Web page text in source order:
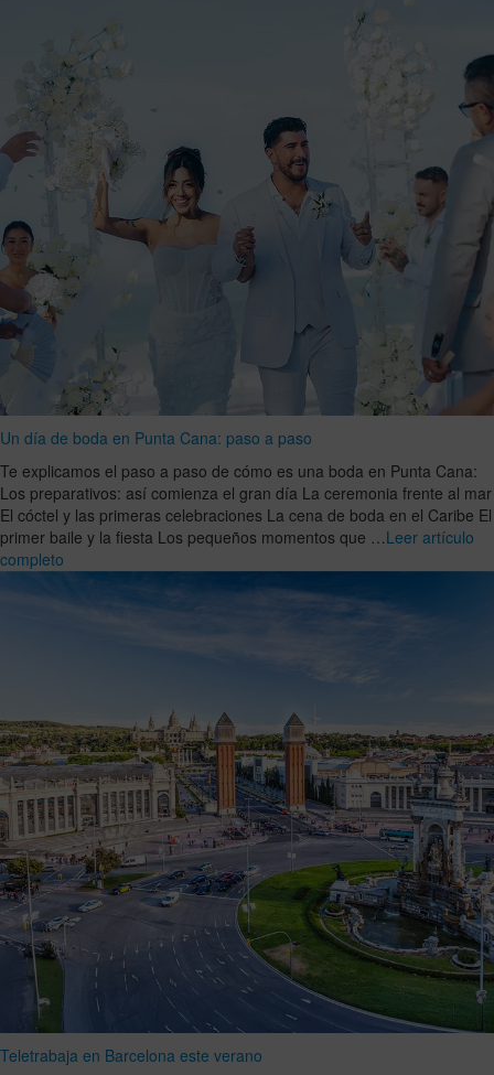
Un día de boda en Punta Cana: paso a paso
Te explicamos el paso a paso de cómo es una boda en Punta Cana:
Los preparativos: así comienza el gran día La ceremonia frente al mar
El cóctel y las primeras celebraciones La cena de boda en el Caribe El
primer baile y la fiesta Los pequeños momentos que …Leer artículo
completo
Teletrabaja en Barcelona este verano